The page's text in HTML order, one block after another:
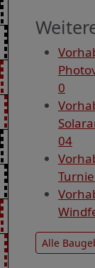
0
04
Alle